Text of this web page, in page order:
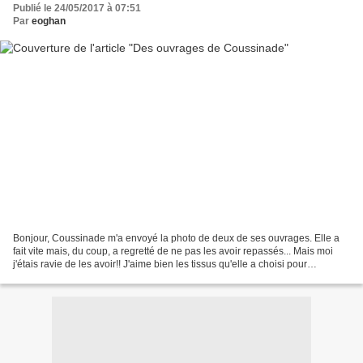
Publié le 24/05/2017 à 07:51
Par eoghan
Bonjour, Coussinade m'a envoyé la photo de deux de ses ouvrages. Elle a
fait vite mais, du coup, a regretté de ne pas les avoir repassés... Mais moi
j'étais ravie de les avoir!! J'aime bien les tissus qu'elle a choisi pour